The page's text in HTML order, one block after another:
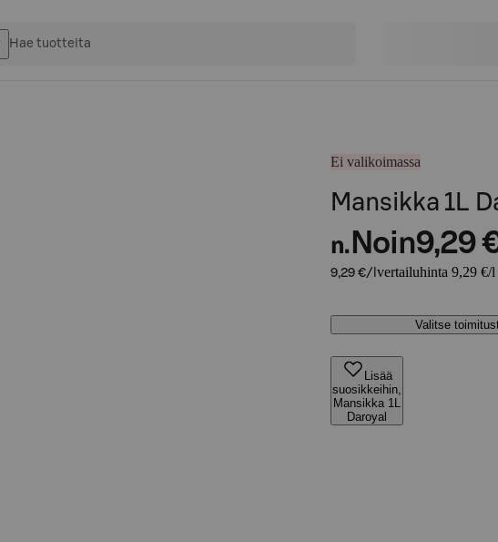
Ei valikoimassa
Mansikka 1L
n. Noin9,29
9,29 €/l vertailuhinta 9,29 €/l
Valitse
Lisää
suosikkeihin,
Mansikka 1L
Daroyal